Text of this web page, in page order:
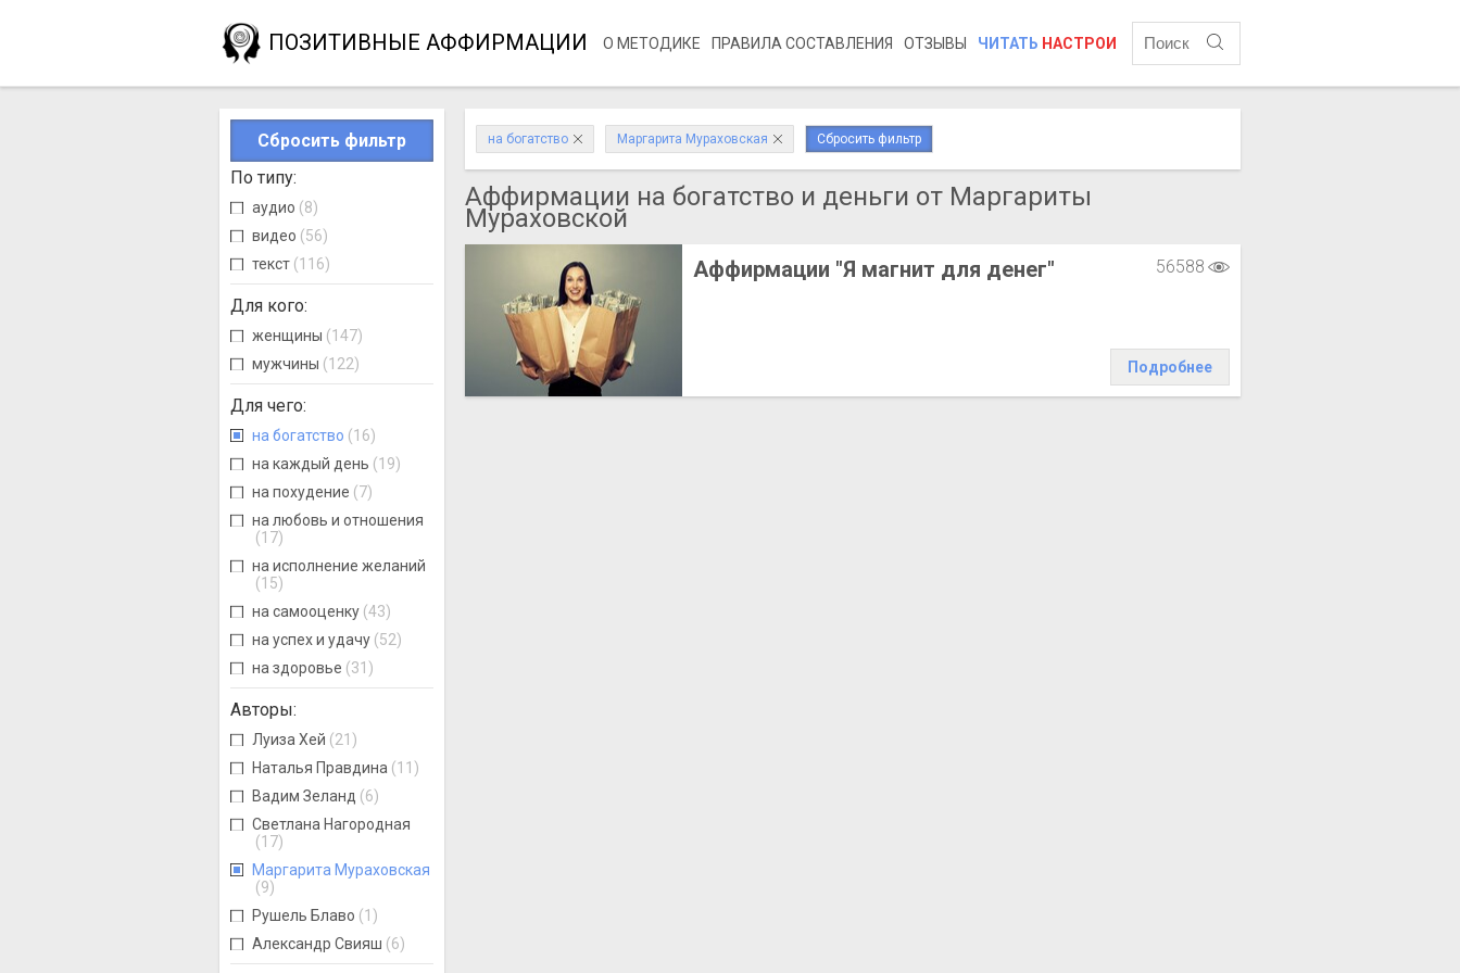
ПОЗИТИВНЫЕ АФФИРМАЦИИ О МЕТОДИКЕ ПРАВИЛА СОСТАВЛЕНИЯ ОТЗЫВЫ ЧИТАТЬ НАСТРОИ
Сбросить фильтр
По типу:
аудио (8)
видео (56)
текст (116)
Для кого:
женщины (147)
мужчины (122)
Для чего:
на богатство (16)
на каждый день (19)
на похудение (7)
на любовь и отношения
(17)
на исполнение желаний
(15)
на самооценку (43)
на успех и удачу (52)
на здоровье (31)
Авторы:
Луиза Хей (21)
Наталья Правдина (11)
Вадим Зеланд (6)
Светлана Нагородная
(17)
Маргарита Мураховская
(9)
Рушель Блаво (1)
Александр Свияш (6)
на богатство Маргарита Мураховская Сбросить фильтр
Аффирмации на богатство и деньги от Маргариты
Мураховской
Аффирмации "Я магнит для денег" 56588
Подробнее